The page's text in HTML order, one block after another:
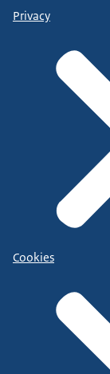
Privacy
Cookies